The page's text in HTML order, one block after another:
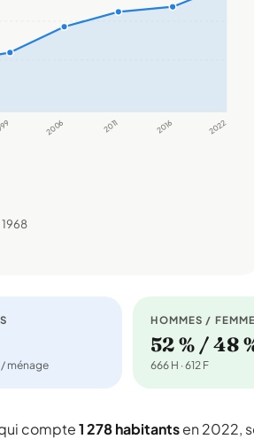
2006 2011 2016 2022
ménage
HOMMES /
52 % / 48
666 H · 612 F
compte1 278 habitantsen 2022,